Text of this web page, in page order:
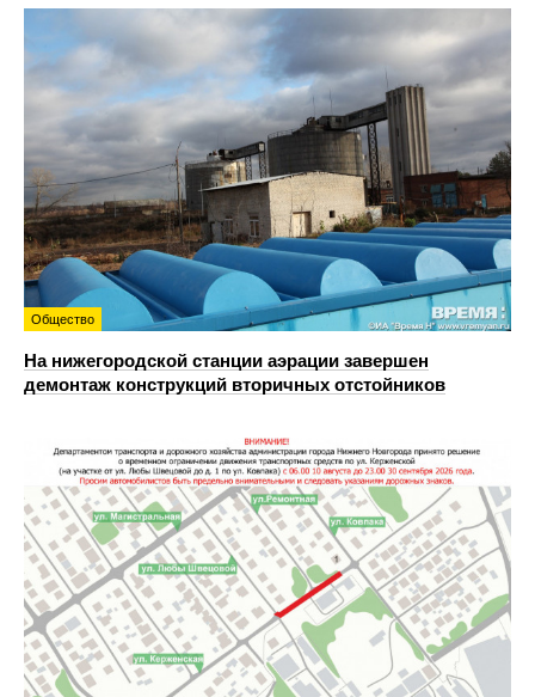
Общество
На нижегородской станции аэрации завершен
демонтаж конструкций вторичных отстойников